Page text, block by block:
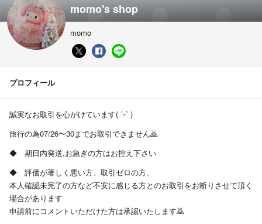
momo's shop
momo
プロフィール
誠実なお取引を心がけています( ˊᵕˋ )
旅行の為07/26〜30までお取引できません🙇
◆ 期日内発送,お急ぎの方はお控え下さい
◆ 評価が著しく悪い方、取引ゼロの方、
本人確認未完了の方など不安に感じる方とのお取引をお断りさせて頂く
場合があります
申請前にコメントいただけた方は承認いたします🙇